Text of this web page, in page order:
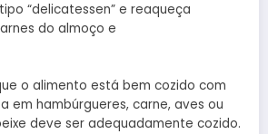
“delicatessen” e reaqueça
do almoço e
o alimento está bem cozido com
em hambúrgueres, carne, aves ou
deve ser adequadamente cozido.